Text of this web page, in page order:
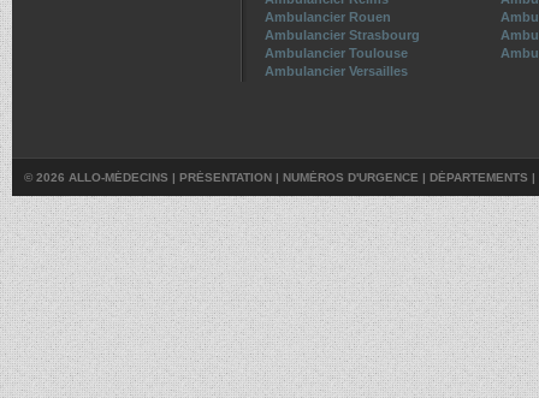
Ambulancier Rouen
Ambulancier Strasbourg
Ambulancier Toulouse
Ambulancier Versailles
© 2026 ALLO-MÉDECINS | PRÉSENTATION | NUMÉROS D'URGENCE | DÉPARTEMENTS |